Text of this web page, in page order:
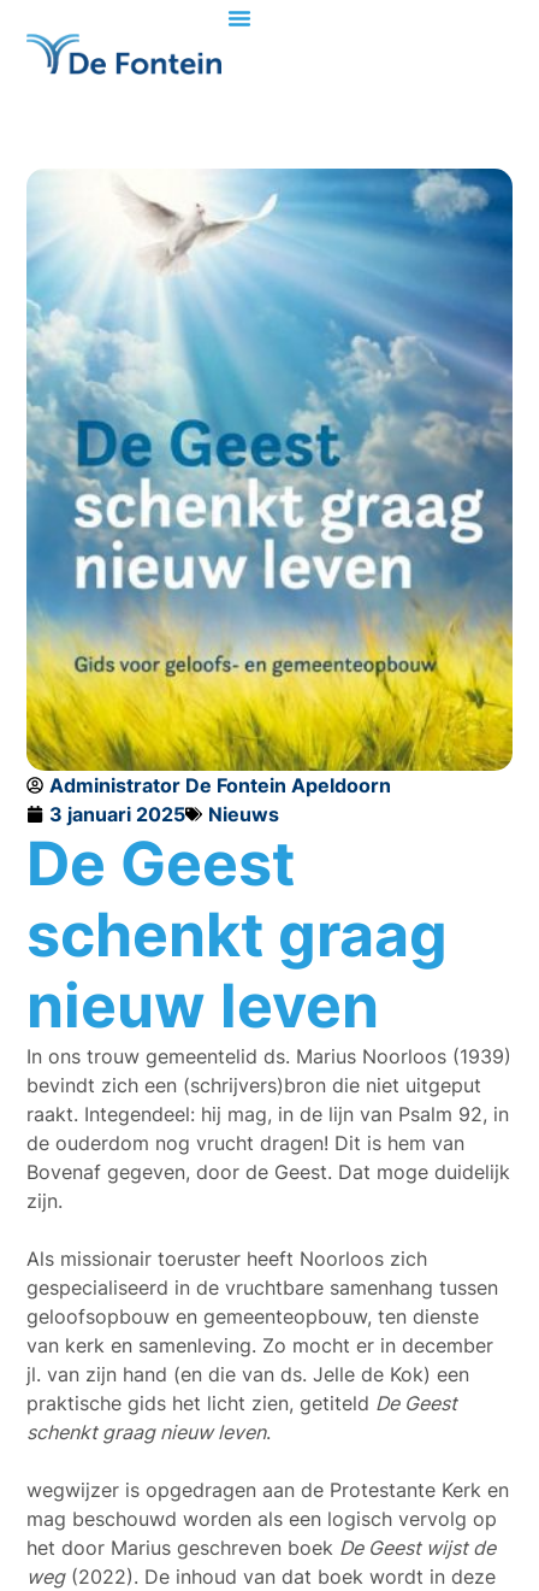
Administrator De Fontein Apeldoorn
3 januari 2025
Nieuws
De Geest
schenkt graag
nieuw leven
In ons trouw gemeentelid ds. Marius Noorloos (1939)
bevindt zich een (schrijvers)bron die niet uitgeput
raakt. Integendeel: hij mag, in de lijn van Psalm 92, in
de ouderdom nog vrucht dragen! Dit is hem van
Bovenaf gegeven, door de Geest. Dat moge duidelijk
zijn.
Als missionair toeruster heeft Noorloos zich
gespecialiseerd in de vruchtbare samenhang tussen
geloofsopbouw en gemeenteopbouw, ten dienste
van kerk en samenleving. Zo mocht er in december
jl. van zijn hand (en die van ds. Jelle de Kok) een
praktische gids het licht zien, getiteld De Geest
schenkt graag nieuw leven.
wegwijzer is opgedragen aan de Protestante Kerk en
mag beschouwd worden als een logisch vervolg op
het door Marius geschreven boek De Geest wijst de
weg(2022). De inhoud van dat boek wordt in deze